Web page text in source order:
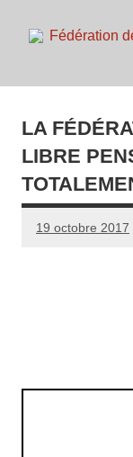
content
LA
LIBRE
19 octobre 2017